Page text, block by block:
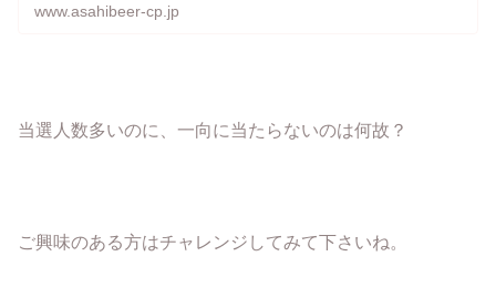
www.asahibeer-cp.jp
当選人数多いのに、一向に当たらないのは何故？
ご興味のある方はチャレンジしてみて下さいね。